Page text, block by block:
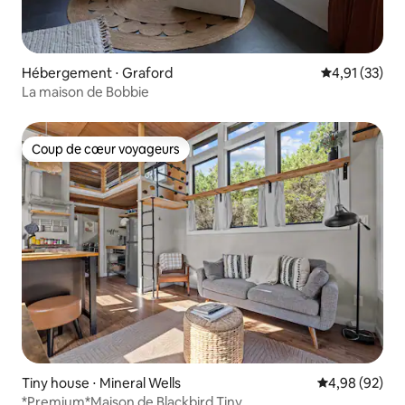
Hébergement ⋅ Graford Évaluation
4,91 (33)
La maison de Bobbie
Coup de cœur voyageurs
Coup de cœur voyageurs
Tiny house ⋅ Mineral Wells Évaluation
4,98 (92)